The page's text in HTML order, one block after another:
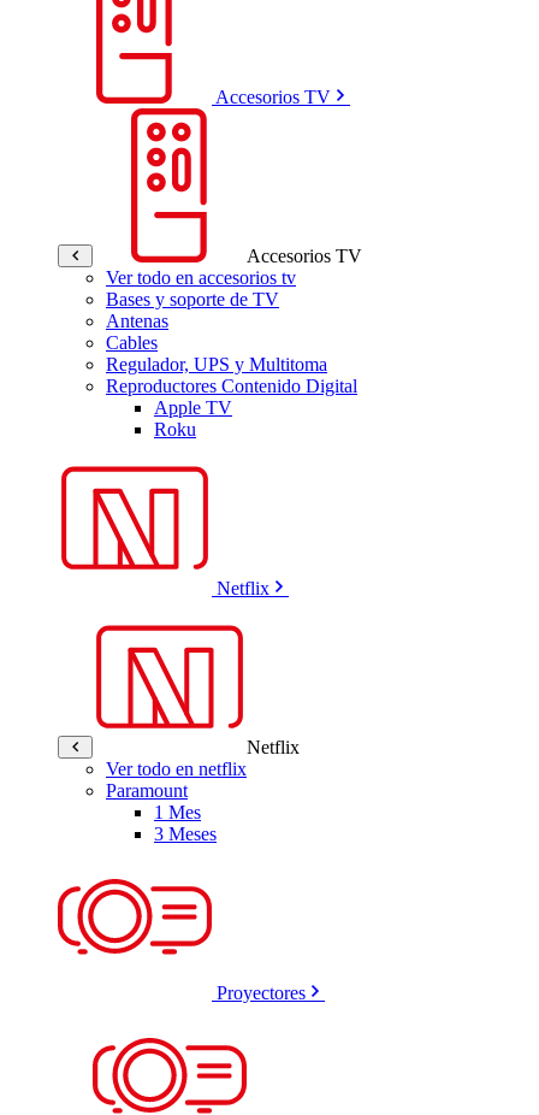
Accesorios TV
Accesorios TV
Ver todo en accesorios tv
Bases y soporte de TV
Antenas
Cables
Regulador, UPS y Multitoma
Reproductores Contenido Digital
Apple TV
Roku
Netflix
Netflix
Ver todo en netflix
Paramount
1 Mes
3 Meses
Proyectores